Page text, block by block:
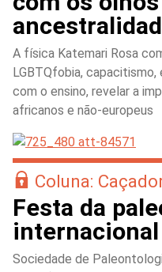
A física Katemari Rosa
LGBTQfobia, capacitismo,
com o ensino, revelar a
africanos e não-europeus
Coluna:
Festa da
internacional
Sociedade de